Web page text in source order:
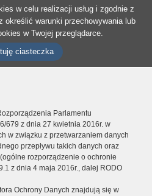
w celu realizacji usług i zgodnie z
określić warunki przechowywania lub
w Twojej przeglądarce.
ciasteczka
Parlamentu
679 z dnia 27 kwietnia 2016r. w
w związku z przetwarzaniem danych
przepływu takich danych oraz
rozporządzenie o ochronie
z dnia 4 maja 2016r., dalej RODO
Ochrony Danych znajdują się w